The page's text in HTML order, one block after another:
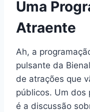
Uma
Atraente
Ah, a
pulsante da
de atrações que
públicos. Um dos
é a discussão